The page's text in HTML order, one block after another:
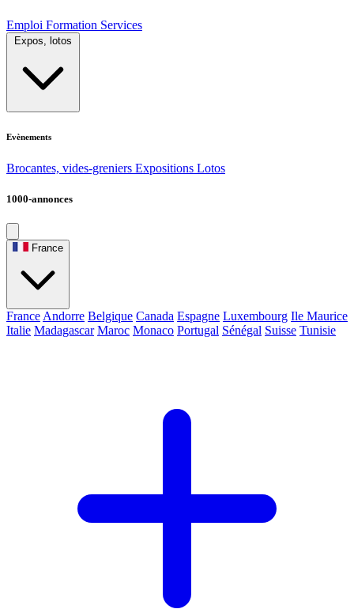
Emploi Formation Services
Expos, lotos
Evènements
Brocantes, vides-greniers Expositions Lotos
1000-annonces
France
France Andorre Belgique Canada Espagne Luxembourg Ile Maurice
Italie Madagascar Maroc Monaco Portugal Sénégal Suisse Tunisie